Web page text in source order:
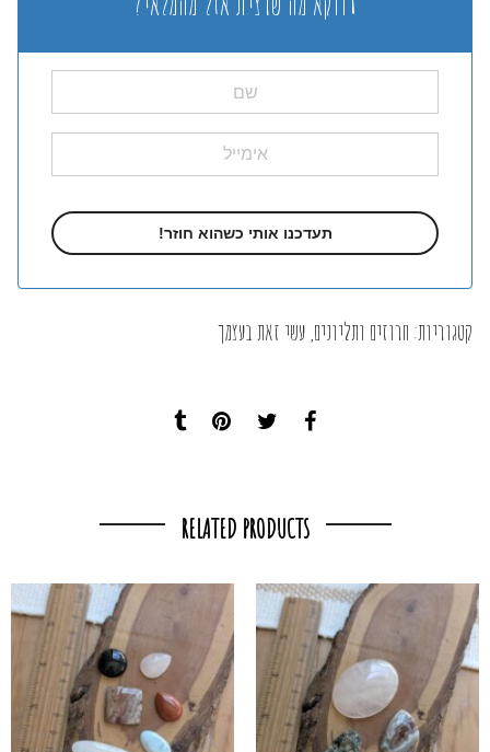
קטגוריות: חרוזים ותליונים עשי זאת בעצמך
RELATED PRODUCTS